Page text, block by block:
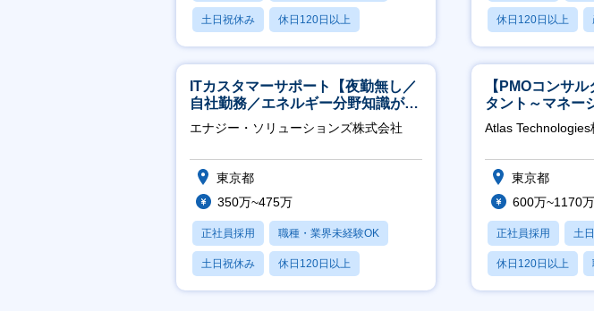
土日祝休み 休日120日以上
産休・育休あり
休日120日以上
賞与あり
ITカスタマーサポート【夜勤無し／
自社勤務／エネルギー分野知識が身
につきます】
エナジー・ソリューションズ株式会社
東京都
350万~475万
正社員採用 職種・業界未経験OK
土日祝休み 休日120日以上
産休・育休あり
【PMOコンサ
タント～マネー
領域／設立5年
Atlas Technologies
東京都
600万~1170万
正社員採用 土
休日120日以上
産休・育休あり